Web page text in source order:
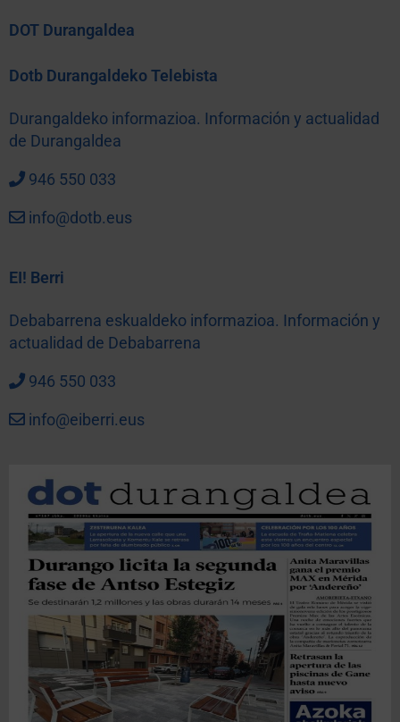
DOT Durangaldea
Dotb Durangaldeko Telebista
Durangaldeko informazioa. Información y actualidad
de Durangaldea
946 550 033
info@dotb.eus
EI! Berri
Debabarrena eskualdeko informazioa. Información y
actualidad de Debabarrena
946 550 033
info@eiberri.eus